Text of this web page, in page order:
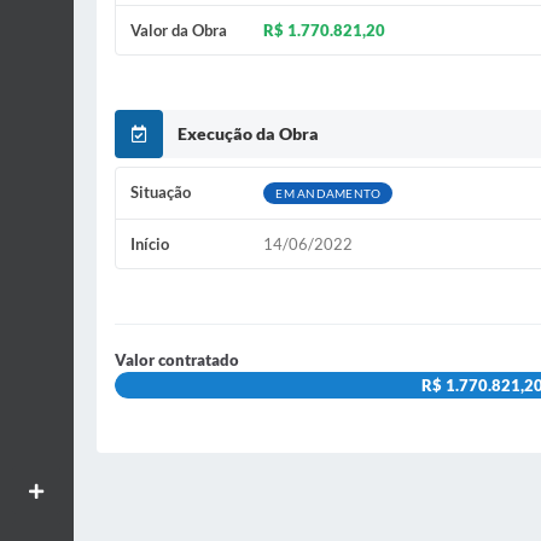
Aumentar textos
Valor da Obra R$ 1.770.821,20
Execução da Obra
Situação EM ANDAMENTO
Início 14/06/2022
Valor contratado
R$